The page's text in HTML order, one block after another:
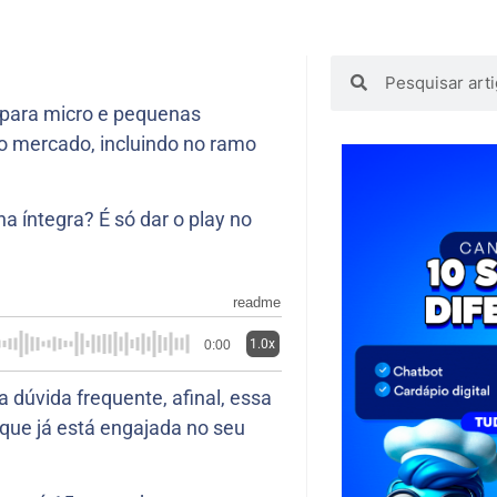
micro e pequenas
mercado, incluindo no ramo
íntegra? É só dar o play no
readme
0:00 1.0x
dúvida frequente, afinal, essa
já está engajada no seu